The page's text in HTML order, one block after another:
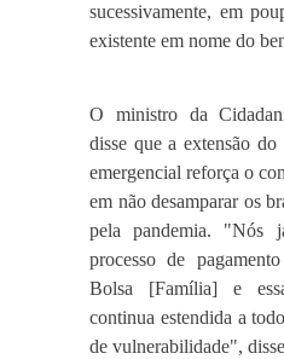
sucessivamente, em
existente em nome do
O ministro da
disse que a extensão
emergencial reforça o
em não desamparar os
pela pandemia. "Nós
processo de
Bolsa [Família] e
continua estendida a
de vulnerabilidade",